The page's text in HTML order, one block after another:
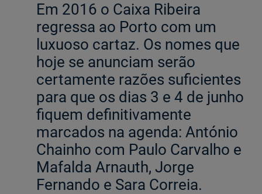
Ajuda Empresas
Quero ser cliente:
Aderir ao Caixadirecta Particulares
Aderir ao Caixadirecta Empresas
Links úteis:
Faça download da App Caixadirecta
Recomendações de Segurança
Registo fornecedor confirming
Em 2016 o Caixa Ribeira
regressa ao Porto com um
luxuoso cartaz. Os nomes que
hoje se anunciam serão
certamente razões suficientes
para que os dias 3 e 4 de junho
fiquem definitivamente
marcados na agenda: António
Chainho com Paulo Carvalho e
Mafalda Arnauth, Jorge
Fernando e Sara Correia.